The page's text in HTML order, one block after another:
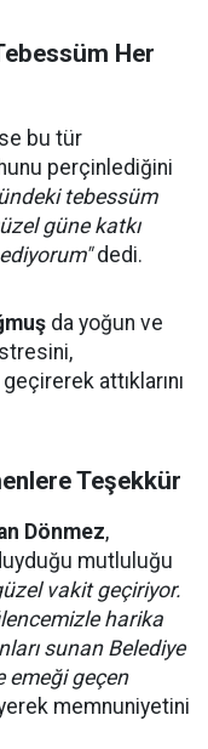
Her
bu tür
perçinlediğini
tebessüm
güne katkı
dedi.
da yoğun ve
attıklarını
Teşekkür
Dönmez,
mutluluğu
vakit geçiriyor.
harika
sunan Belediye
emeği geçen
memnuniyetini